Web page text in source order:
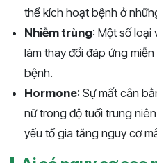
thể kích hoạt bệnh ở
Nhiễm trùng: Một số loại
làm thay đổi đáp ứng
bệnh.
Hormone: Sự mất cân
nữ trong độ tuổi trung
yếu tố gia tăng nguy cơ